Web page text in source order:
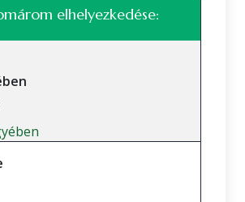
elhelyezkedése: